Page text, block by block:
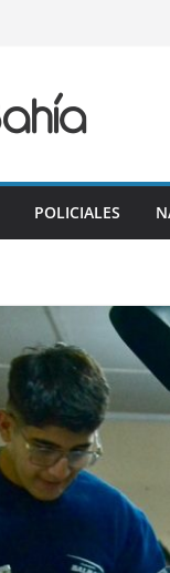
POLICIALES